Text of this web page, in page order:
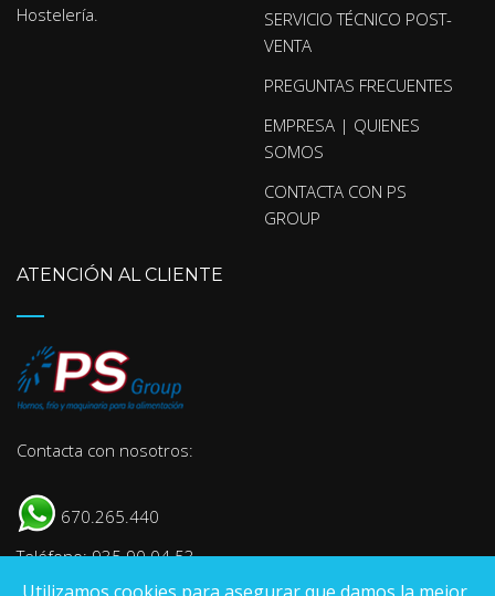
Hostelería.
SERVICIO TÉCNICO POST-
VENTA
PREGUNTAS FRECUENTES
EMPRESA | QUIENES
SOMOS
CONTACTA CON PS
GROUP
ATENCIÓN AL CLIENTE
Contacta con nosotros:
670.265.440
Teléfono: 935 90 04 53